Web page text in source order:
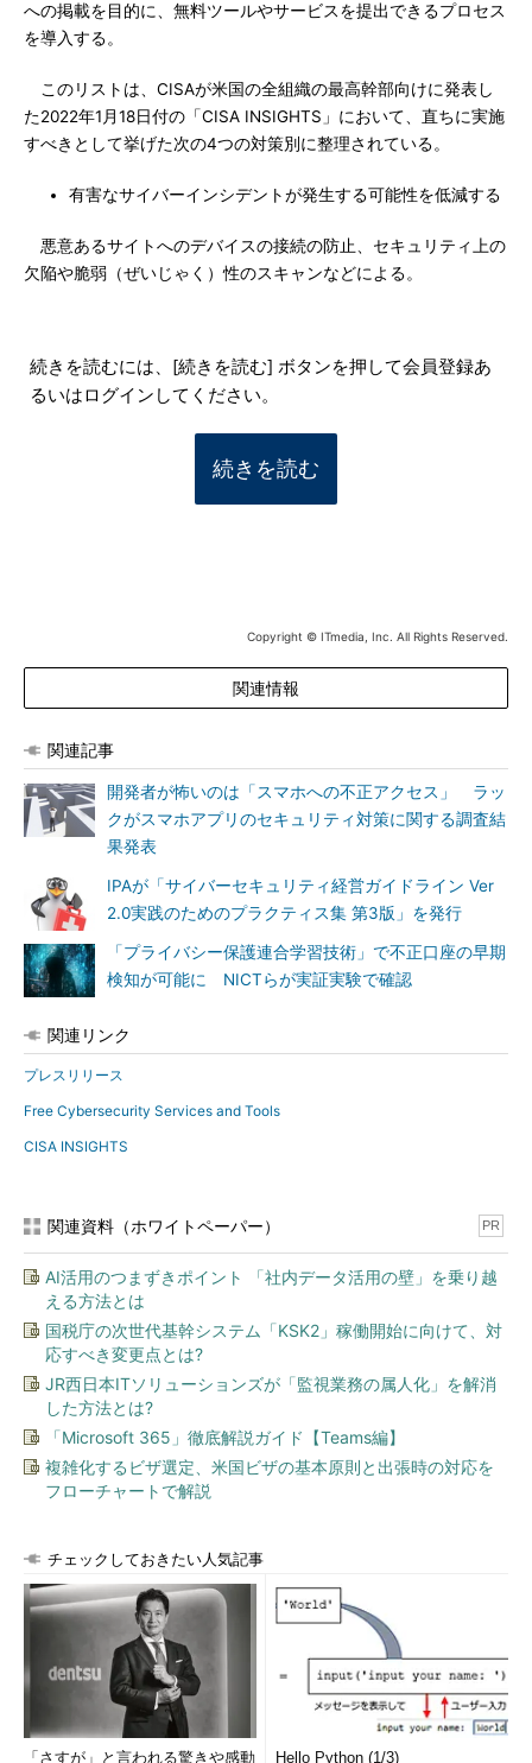
への掲載を目的に、無料ツールやサービスを提出できるプロセス
を導入する。
このリストは、CISAが米国の全組織の最高幹部向けに発表し
た2022年1月18日付の「CISA INSIGHTS」において、直ちに実施
すべきとして挙げた次の4つの対策別に整理されている。
有害なサイバーインシデントが発生する可能性を低減する
悪意あるサイトへのデバイスの接続の防止、セキュリティ上の
欠陥や脆弱（ぜいじゃく）性のスキャンなどによる。
続きを読むには、[続きを読む] ボタンを押して会員登録あ
るいはログインしてください。
続きを読む
Copyright © ITmedia, Inc. All Rights Reserved.
関連情報
関連記事
開発者が怖いのは「スマホへの不正アクセス」 ラッ
クがスマホアプリのセキュリティ対策に関する調査結
果発表
IPAが「サイバーセキュリティ経営ガイドライン Ver
2.0実践のためのプラクティス集 第3版」を発行
「プライバシー保護連合学習技術」で不正口座の早期
検知が可能に NICTらが実証実験で確認
関連リンク
プレスリリース
Free Cybersecurity Services and Tools
CISA INSIGHTS
関連資料（ホワイトペーパー） PR
AI活用のつまずきポイント 「社内データ活用の壁」を乗り越
える方法とは
国税庁の次世代基幹システム「KSK2」稼働開始に向けて、対
応すべき変更点とは?
JR西日本ITソリューションズが「監視業務の属人化」を解消
した方法とは?
「Microsoft 365」徹底解説ガイド【Teams編】
複雑化するビザ選定、米国ビザの基本原則と出張時の対応を
フローチャートで解説
チェックしておきたい人気記事
「さすが」と言われる驚きや感動 Hello Python (1/3)